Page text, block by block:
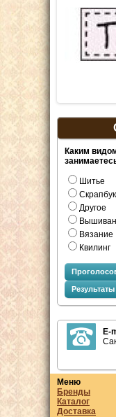
Каким
Шитье
Другое
Вязание
Квилинг
Результаты
E-
Меню
Бренды
Каталог
Доставка